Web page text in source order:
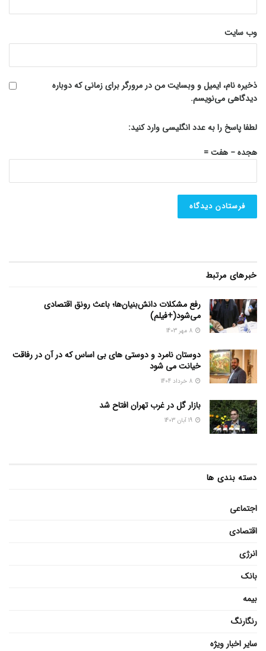
وب‌ سایت
ذخیره نام، ایمیل و وبسایت من در مرورگر برای زمانی که دوباره
دیدگاهی می‌نویسم.
لطفا پاسخ را به عدد انگلیسی وارد کنید:
هجده − هفت =
خبرهای مرتبط
رفع مشکلات دانش‌بنیان‌ها؛ باعث رونق اقتصادی
می‌شود(+فیلم)
دوستان نامرد و دوستی های بی اساس که در آن در رفاقت
خیانت می شود
بازار گل در غرب تهران افتاح شد
دسته بندی ها
اجتماعی
اقتصادی
انرژی
بانک
بیمه
رنگارنگ
سایر اخبار ویژه